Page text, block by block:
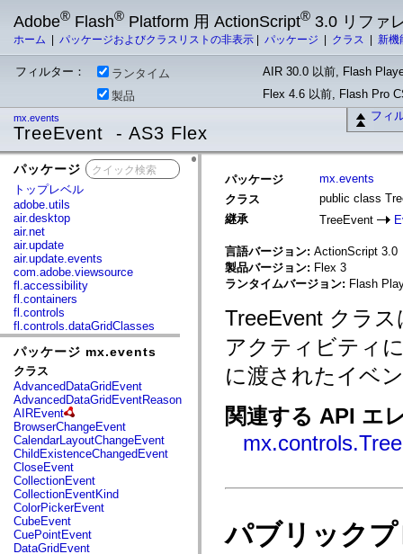
Adobe® Flash® Platform 用 ActionScript® 3.0 リファ
ホーム パッケージおよびクラスリストの非表示 パッケージ クラス 新
フィルター： ランタイム
AIR 30.0 以前, Flash
製品
Flex 4.6 以前, Flash Pro
フィ
mx.events
TreeEvent - AS3 Flex
パッケージ
トップレベル
adobe.utils
air.desktop
air.net
air.update
air.update.events
com.adobe.viewsource
fl.accessibility
fl.containers
fl.controls
fl.controls.dataGridClasses
fl.controls.listClasses
fl.controls.progressBarClasses
fl.core
fl.data
fl.display
fl.events
fl.ik
fl.lang
fl.livepreview
fl.managers
fl.motion
fl.motion.easing
fl.rsl
fl.text
fl.transitions
fl.transitions.easing
パッケージ mx.events
クラス
AdvancedDataGridEvent
AdvancedDataGridEventReason
AIREvent
BrowserChangeEvent
CalendarLayoutChangeEvent
ChildExistenceChangedEvent
CloseEvent
CollectionEvent
CollectionEventKind
ColorPickerEvent
CubeEvent
CuePointEvent
DataGridEvent
パッケージ
mx.events
クラス
public class
継承
TreeEvent
言語バージョン: ActionScript 3.0
製品バージョン: Flex 3
ランタイムバージョン: Flash
TreeEvent クラ
アクティビティ
に渡されたイベ
関連する API エ
mx.controls.Tree
パブリック